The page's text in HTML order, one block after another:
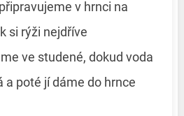
v hrnci na
si rýži nejdříve
ve studené, dokud voda
a poté jí dáme do hrnce